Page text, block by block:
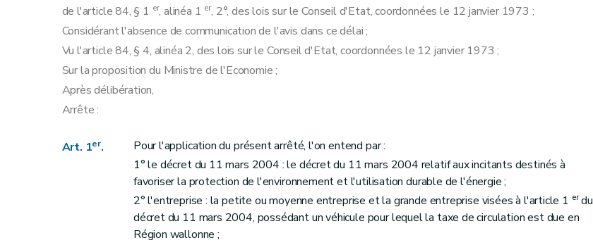
de l'article 84, § 1 er, alinéa 1 er, 2°, des lois sur le Conseil d'Etat, coordonnées le 12 janvier 1973 ;
Considérant l'absence de communication de l'avis dans ce délai ;
Vu l'article 84, § 4, alinéa 2, des lois sur le Conseil d'Etat, coordonnées le 12 janvier 1973 ;
Sur la proposition du Ministre de l'Economie ;
Après délibération,
Arrête :
Art. 1er.
Pour l'application du présent arrêté, l'on entend par :
1° le décret du 11 mars 2004 : le décret du 11 mars 2004 relatif aux incitants destinés à
favoriser la protection de l'environnement et l'utilisation durable de l'énergie ;
2° l'entreprise : la petite ou moyenne entreprise et la grande entreprise visées à l'article 1 erdu
décret du 11 mars 2004, possédant un véhicule pour lequel la taxe de circulation est due en
Région wallonne ;